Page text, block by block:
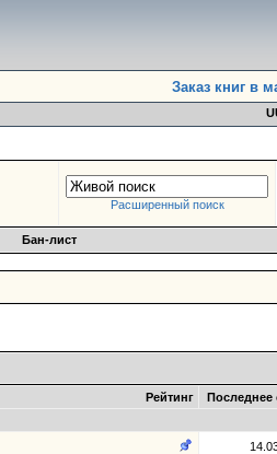
Заказ книг в
Расширенный поиск
Бан-лист
Рейтинг Последнее